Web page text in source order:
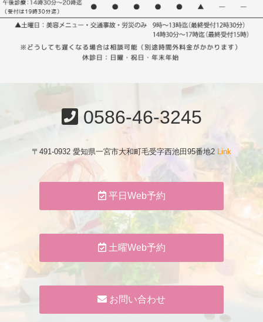
0586-46-3245
〒491-0932 愛知県一宮市大和町毛受字西池田95番地2 Link
平日Web予約
土曜Web予約
お問い合わせ